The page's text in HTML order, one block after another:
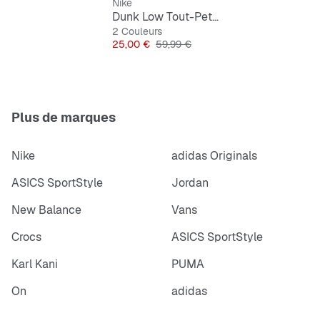
Nike
Dunk Low Tout-Petits
2 Couleurs
Prix
25,00 € Prix original
59,99 €
Plus de marques
Nike
adidas Originals
ASICS SportStyle
Jordan
New Balance
Vans
Crocs
ASICS SportStyle
Karl Kani
PUMA
On
adidas